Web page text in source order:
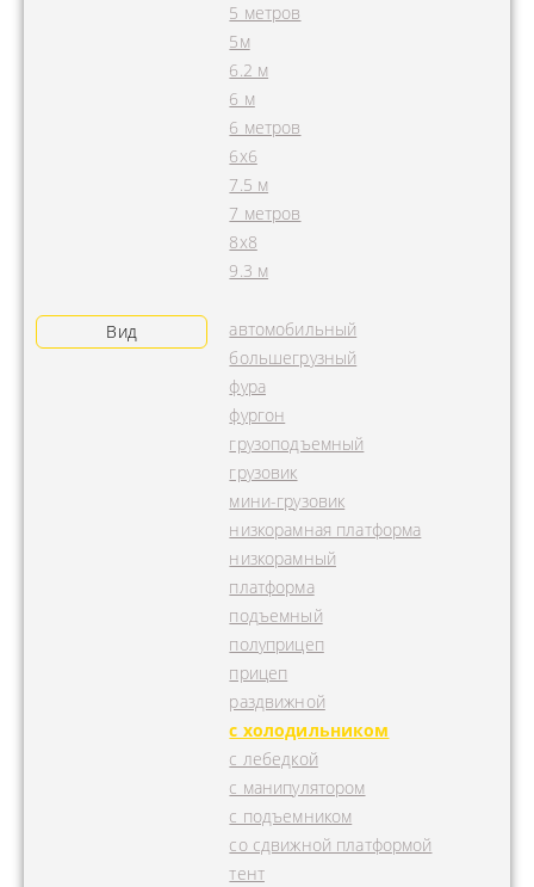
5 метров
5м
6.2 м
6 м
6 метров
6х6
7.5 м
7 метров
8х8
9.3 м
Вид
автомобильный
большегрузный
фура
фургон
грузоподъемный
грузовик
мини-грузовик
низкорамная платформа
низкорамный
платформа
подъемный
полуприцеп
прицеп
раздвижной
с холодильником
с лебедкой
с манипулятором
с подъемником
со сдвижной платформой
тент